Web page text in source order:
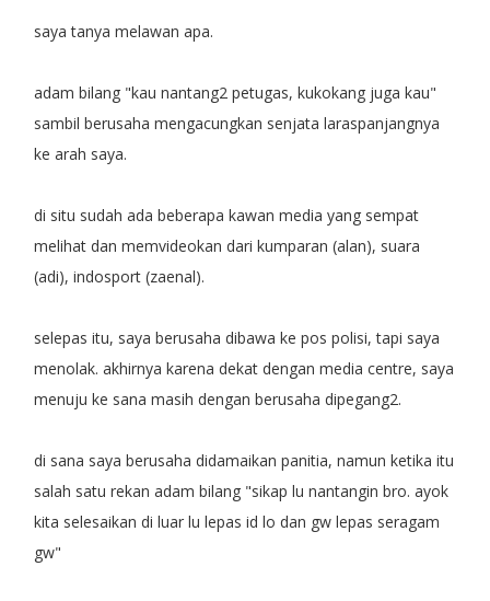
saya tanya melawan apa.
adam bilang "kau nantang2 petugas, kukokang juga kau"
sambil berusaha mengacungkan senjata laraspanjangnya
ke arah saya.
di situ sudah ada beberapa kawan media yang sempat
melihat dan memvideokan dari kumparan (alan), suara
(adi), indosport (zaenal).
selepas itu, saya berusaha dibawa ke pos polisi, tapi saya
menolak. akhirnya karena dekat dengan media centre, saya
menuju ke sana masih dengan berusaha dipegang2.
di sana saya berusaha didamaikan panitia, namun ketika itu
salah satu rekan adam bilang "sikap lu nantangin bro. ayok
kita selesaikan di luar lu lepas id lo dan gw lepas seragam
gw"